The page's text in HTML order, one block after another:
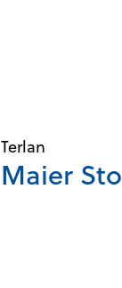
Terlan
Maier